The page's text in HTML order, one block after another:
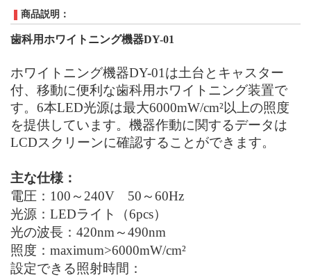
商品説明：
歯科用ホワイトニング機器DY-01
ホワイトニング機器DY-01 は土台とキャスター
付、移動に便利な歯科用ホワイトニング装置で
す。6本LED光源は最大6000mW/cm²以上の照度
を提供しています。機器作動に関するデータは
LCDスクリーンに確認することができます。
主な仕様：
電圧：100～240V 50～60Hz
光源： LEDライト（6pcs）
光の波長：420nm～490nm
照度：maximum>6000mW/cm²
設定できる照射時間：